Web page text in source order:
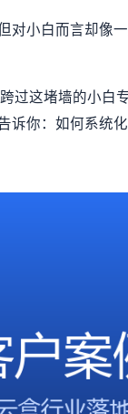
对小白而言却
过这堵墙的小白
诉你：如何系统